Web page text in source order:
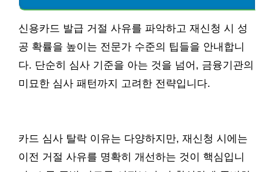
신용카드 발급 거절 사유를 파악하고 재신청 시 성
공 확률을 높이는 전문가 수준의 팁들을 안내합니
다. 단순히 심사 기준을 아는 것을 넘어, 금융기관의
미묘한 심사 패턴까지 고려한 전략입니다.
카드 심사 탈락 이유는 다양하지만, 재신청 시에는
이전 거절 사유를 명확히 개선하는 것이 핵심입니